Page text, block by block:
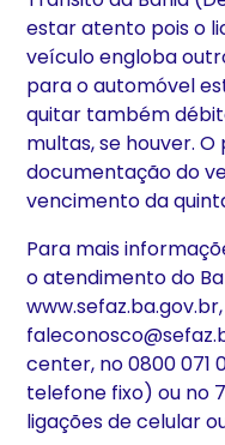
estar atento pois o
veículo engloba
para o automóvel
quitar também
multas, se houver.
documentação do
vencimento da
Para mais
o atendimento do
center, no 0800 071
telefone fixo) ou no
ligações de celular